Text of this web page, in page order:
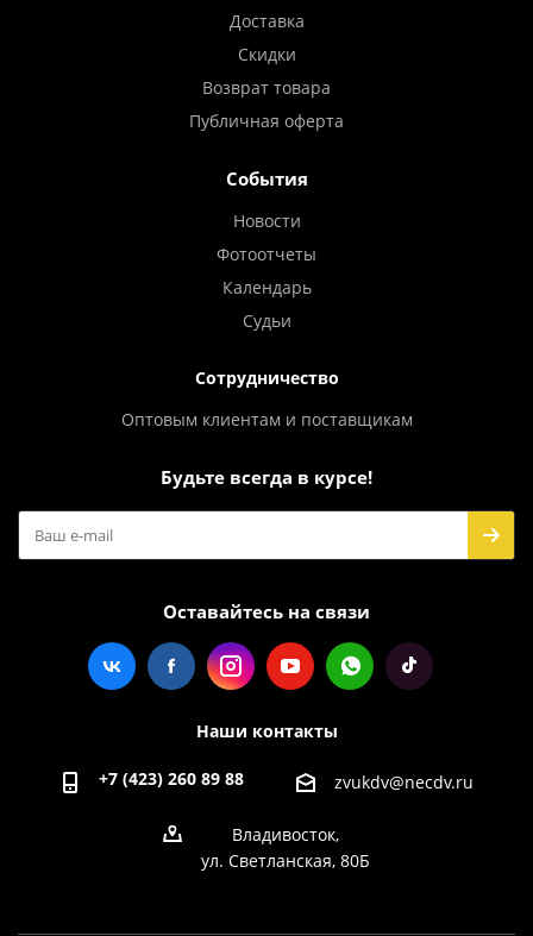
Доставка
Скидки
Возврат товара
Публичная оферта
События
Новости
Фотоотчеты
Календарь
Судьи
Сотрудничество
Оптовым клиентам и поставщикам
Будьте всегда в курсе!
Оставайтесь на связи
Наши контакты
+7 (423) 260 89 88 zvukdv@necdv.ru
Владивосток,
ул. Светланская, 80Б